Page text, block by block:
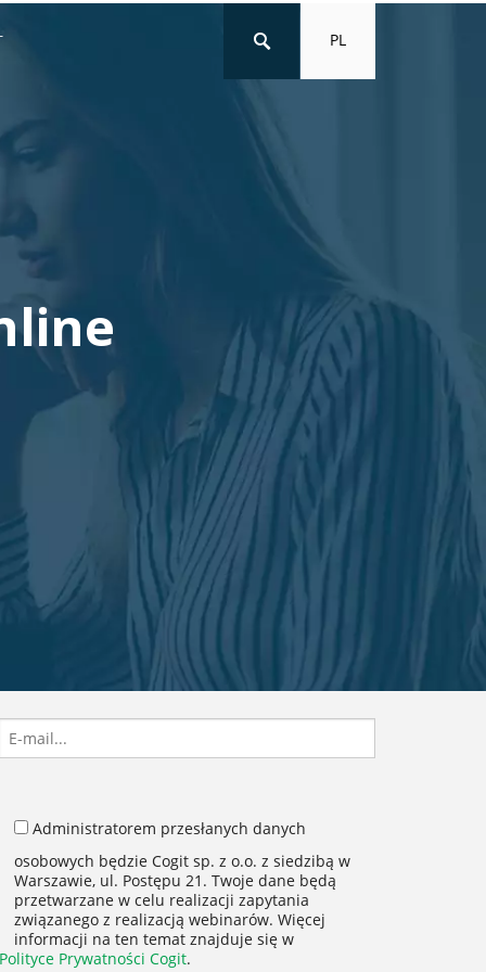
PL
Administratorem przesłanych danych
osobowych będzie Cogit sp. z o.o. z siedzibą w
Warszawie, ul. Postępu 21. Twoje dane będą
przetwarzane w celu realizacji zapytania
związanego z realizacją webinarów. Więcej
informacji na ten temat znajduje się w
Polityce Prywatności Cogit.